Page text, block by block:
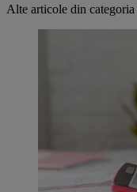
Alte articole din categoria